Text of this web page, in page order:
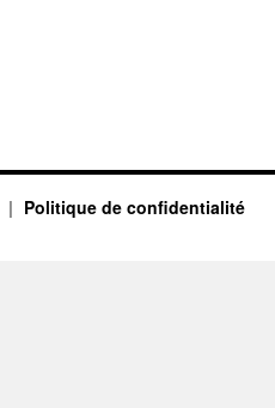
Politique de confidentialité